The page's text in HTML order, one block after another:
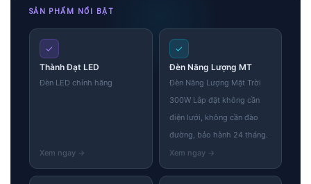
SẢN PHẨM NỔI BẬT
✓
Thành Đạt LED
Đèn LED chính hãng
✓
Đèn Năng Lượng MT
Đèn Năng Lượng Mặt Trời
300W Lắp đặt không cần
điện lưới, không cần đào
đường, bảo hành 24 tháng.